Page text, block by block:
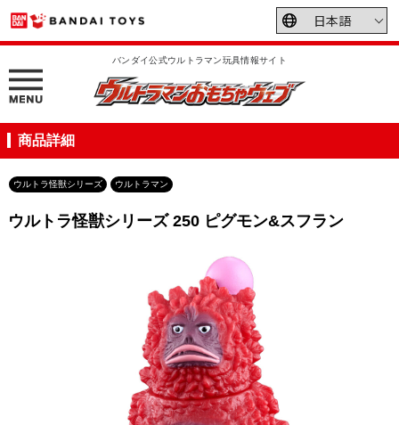
バンダイ公式ウルトラマン玩具情報サイト
商品詳細
ウルトラ怪獣シリーズ ウルトラマン
ウルトラ怪獣シリーズ 250 ピグモン&スフラン